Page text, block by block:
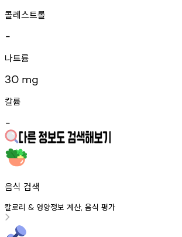
콜레스트롤
-
나트륨
30 mg
칼륨
-
음식 검색
칼로리 & 영양정보 계산, 음식 평가